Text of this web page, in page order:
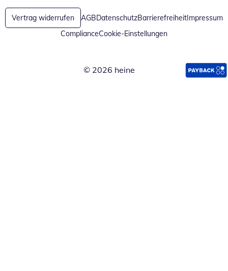
Vertrag widerrufen AGBDatenschutzBarrierefreiheitImpressum
ComplianceCookie-Einstellungen
© 2026 heine